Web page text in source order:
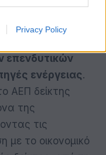
Privacy Policy
επενδυτικών
ενέργειας.
ΑΕΠ δείκτης
της
τις
με το οικονομικό